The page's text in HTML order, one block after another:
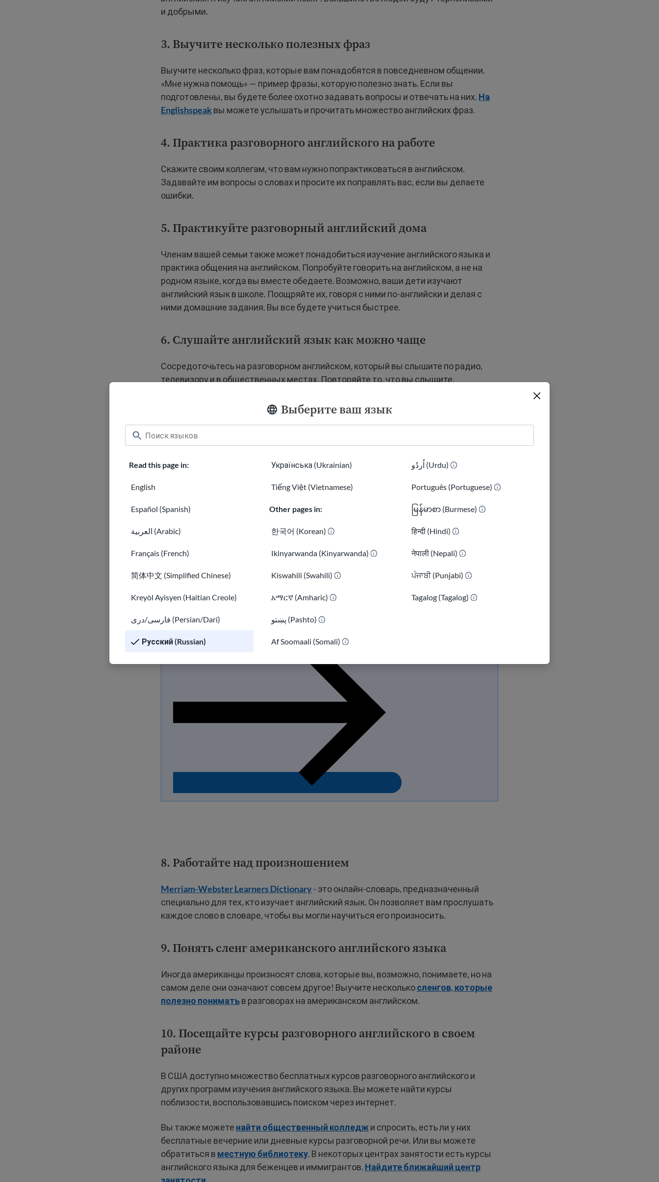
Выберите ваш язык
Read this page in:
English
Español (Spanish)
العربية (Arabic)
Français (French)
简体中文 (Simplified Chinese)
Kreyòl Ayisyen (Haitian Creole)
فارسی/دری (Persian/Dari)
Русский (Russian)
Українська (Ukrainian)
Tiếng Việt (Vietnamese)
Other pages in:
한국어 (Korean)
Ikinyarwanda (Kinyarwanda)
Kiswahili (Swahili)
አማርኛ (Amharic)
پښتو (Pashto)
Af Soomaali (Somali)
اُردُو (Urdu)
Português (Portuguese)
မြန်မာစာ (Burmese)
हिन्दी (Hindi)
नेपाली (Nepali)
ਪੰਜਾਬੀ (Punjabi)
Tagalog (Tagalog)
и добрыми.
3. Выучите несколько полезных фраз
Выучите несколько фраз, которые вам понадобятся в повседневном общении.
«Мне нужна помощь» — пример фразы, которую полезно знать. Если вы
подготовлены, вы будете более охотно задавать вопросы и отвечать на них. На
Englishspeakвы можете услышать и прочитать множество английских фраз.
4. Практика разговорного английского на работе
Скажите своим коллегам, что вам нужно попрактиковаться в английском.
Задавайте им вопросы о словах и просите их поправлять вас, если вы делаете
ошибки.
5. Практикуйте разговорный английский дома
Членам вашей семьи также может понадобиться изучение английского языка и
практика общения на английском. Попробуйте говорить на английском, а не на
родном языке, когда вы вместе обедаете. Возможно, ваши дети изучают
английский язык в школе. Поощряйте их, говоря с ними по-английски и делая с
ними домашние задания. Вы все будете учиться быстрее.
6. Слушайте английский язык как можно чаще
Сосредоточьтесь на разговорном английском, который вы слышите по радио,
телевизору и в общественных местах. Повторяйте то, что вы слышите.
7. Станьте волонтером в своем сообществе.
Если у вас есть время, уделяйте час или два каждую неделю волонтерской
внешкольном клубе для вновь прибывших детей, где пригодится ваше знание
продовольственном пункте или на общественной кухне. Во всех этих местах вы
сможете пообщаться с людьми и попрактиковаться в разговорном английском.
Пройдите обучение по программе GED ®Получите
диплом GED или HiSET онлайн, чтобы поступить в
8. Работайте над произношением
Merriam-Webster Learners Dictionary- это онлайн-словарь, предназначенный
специально для тех, кто изучает английский язык. Он позволяет вам прослушать
каждое слово в словаре, чтобы вы могли научиться его произносить.
9. Понять сленг американского английского языка
Иногда американцы произносят слова, которые вы, возможно, понимаете, но на
самом деле они означают совсем другое! Выучите несколькосленгов, которые
полезно пониматьв разговорах на американском английском.
10. Посещайте курсы разговорного английского в своем
районе
В США доступно множество бесплатных курсов разговорного английского и
других программ изучения английского языка. Вы можете найти курсы
поблизости, воспользовавшись поиском через интернет.
Вы также можете найти общественный колледжи спросить, есть ли у них
бесплатные вечерние или дневные курсы разговорной речи. Или вы можете
обратиться в местную библиотеку. В некоторых центрах занятости есть курсы
английского языка для беженцев и иммигрантов. Найдите ближайший центр